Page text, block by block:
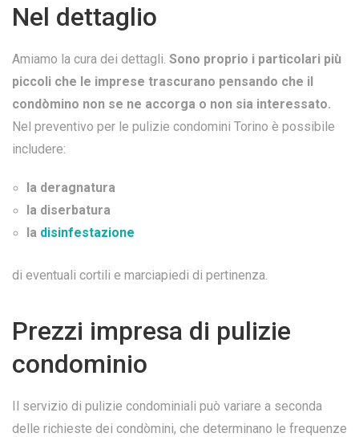
Nel dettaglio
Amiamo la cura dei dettagli. Sono proprio i particolari più
piccoli che le imprese trascurano pensando che il
condòmino non se ne accorga o non sia interessato.
Nel preventivo per le pulizie condomini Torino è possibile
includere:
la deragnatura
la diserbatura
la disinfestazione
di eventuali cortili e marciapiedi di pertinenza.
Prezzi impresa di pulizie
condominio
Il servizio di pulizie condominiali può variare a seconda
delle richieste dei condòmini, che determinano le frequenze